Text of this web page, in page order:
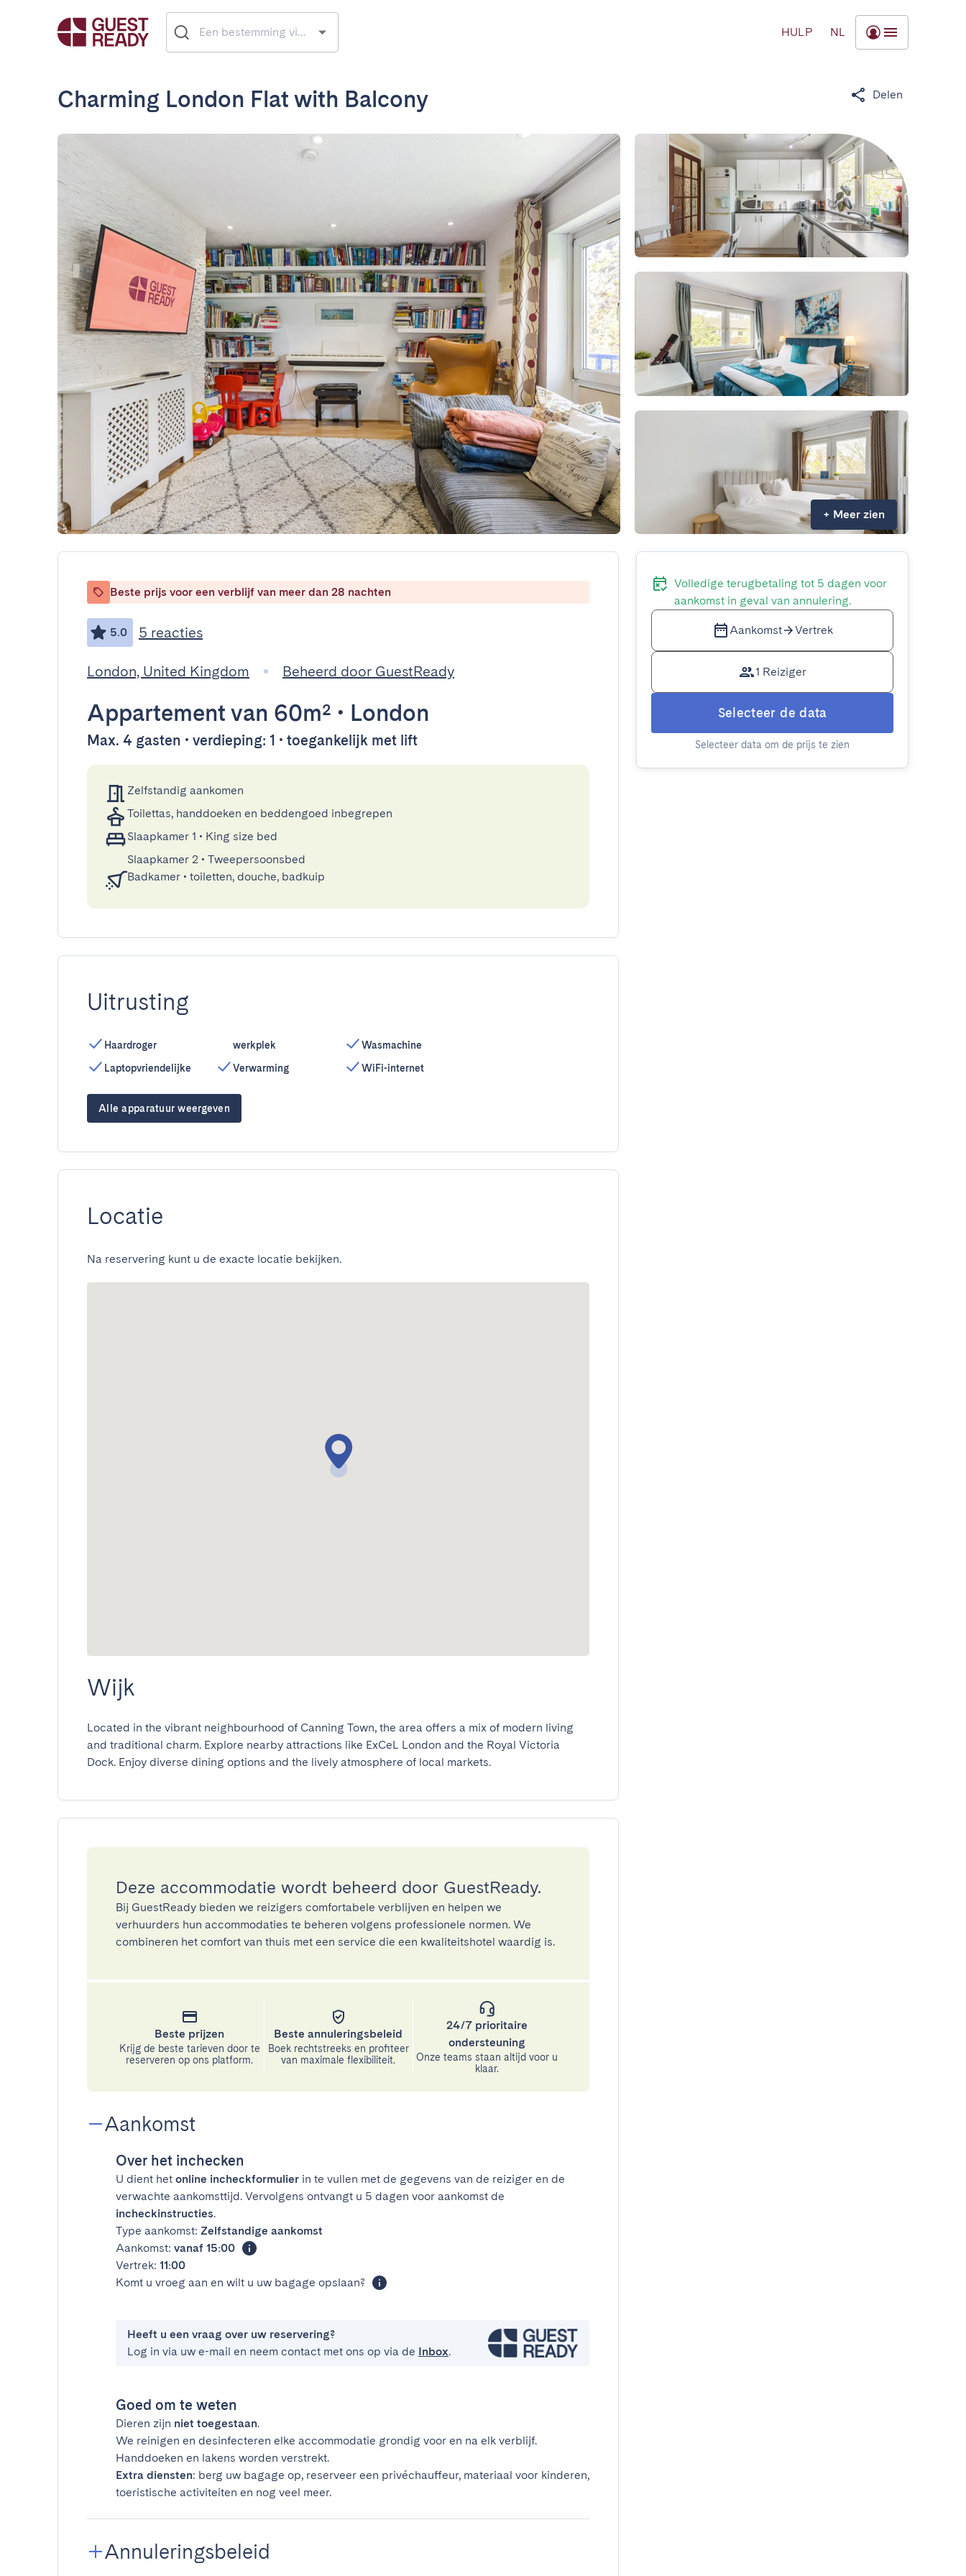
HULP NL
Charming London Flat with Balcony Delen
+ Meer zien
Beste prijs voor een verblijf van meer dan 28 nachten
5.0 5 reacties
London, United Kingdom Beheerd door GuestReady
Appartement van 60m² • London
Max. 4 gasten • verdieping: 1 • toegankelijk met lift
Zelfstandig aankomen
Toilettas, handdoeken en beddengoed inbegrepen
Slaapkamer 1 • King size bed
Slaapkamer 2 • Tweepersoonsbed
Badkamer • toiletten, douche, badkuip
Uitrusting
Haardroger
Laptopvriendelijke
werkplek
Verwarming
Wasmachine
WiFi-internet
Alle apparatuur weergeven
Locatie
Na reservering kunt u de exacte locatie bekijken.
Wijk
Located in the vibrant neighbourhood of Canning Town, the area offers a mix of modern living
and traditional charm. Explore nearby attractions like ExCeL London and the Royal Victoria
Dock. Enjoy diverse dining options and the lively atmosphere of local markets.
Deze accommodatie wordt beheerd door GuestReady.
Bij GuestReady bieden we reizigers comfortabele verblijven en helpen we
verhuurders hun accommodaties te beheren volgens professionele normen. We
combineren het comfort van thuis met een service die een kwaliteitshotel waardig is.
Beste prijzen
Krijg de beste tarieven door te
reserveren op ons platform.
Beste annuleringsbeleid
Boek rechtstreeks en profiteer
van maximale flexibiliteit.
24/7 prioritaire
ondersteuning
Onze teams staan altijd voor u
klaar.
Aankomst
Over het inchecken
U dient het online incheckformulier in te vullen met de gegevens van de reiziger en de
verwachte aankomsttijd. Vervolgens ontvangt u 5 dagen voor aankomst de
incheckinstructies.
Type aankomst: Zelfstandige aankomst
Aankomst: vanaf 15:00
Vertrek: 11:00
Komt u vroeg aan en wilt u uw bagage opslaan?
Heeft u een vraag over uw reservering?
Log in via uw e-mail en neem contact met ons op via de Inbox.
Goed om te weten
Dieren zijn niet toegestaan.
We reinigen en desinfecteren elke accommodatie grondig voor en na elk verblijf.
Handdoeken en lakens worden verstrekt.
Extra diensten: berg uw bagage op, reserveer een privéchauffeur, materiaal voor kinderen,
toeristische activiteiten en nog veel meer.
Annuleringsbeleid
Volledige terugbetaling tot 5 dagen voor
aankomst in geval van annulering.
Aankomst Vertrek
1 Reiziger
Selecteer de data
Selecteer data om de prijs te zien